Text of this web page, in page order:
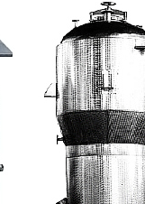
传递快，加热时间
点。
常生产沸腾后的维
用了能源，提高加
易堵网。它可以随出
用于中药的水煎、
多种生产工艺操